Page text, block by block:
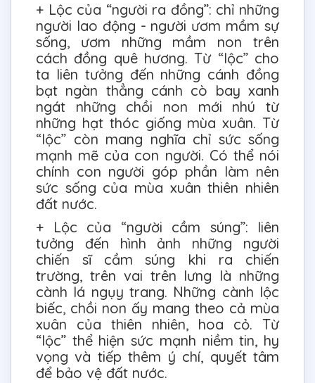
+ Lộc của “người ra đồng”: chỉ những
người lao động - người ươm mầm sự
sống, ươm những mầm non trên
cách đồng quê hương. Từ “lộc” cho
ta liên tưởng đến những cánh đồng
bạt ngàn thẳng cánh cò bay xanh
ngát những chồi non mới nhú từ
những hạt thóc giống mùa xuân. Từ
“lộc” còn mang nghĩa chỉ sức sống
mạnh mẽ của con người. Có thể nói
chính con người góp phần làm nên
sức sống của mùa xuân thiên nhiên
đất nước.
+ Lộc của “người cầm súng”: liên
tưởng đến hình ảnh những người
chiến sĩ cầm súng khi ra chiến
trường, trên vai trên lưng là những
cành lá ngụy trang. Những cành lộc
biếc, chồi non ấy mang theo cả mùa
xuân của thiên nhiên, hoa cỏ. Từ
“lộc” thể hiện sức mạnh niềm tin, hy
vọng và tiếp thêm ý chí, quyết tâm
để bảo vệ đất nước.